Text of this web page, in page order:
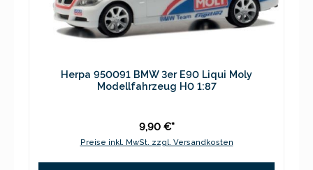
Herpa 950091 BMW 3er E90 Liqui Moly
Modellfahrzeug H0 1:87
9,90 €*
Preise inkl. MwSt. zzgl. Versandkosten